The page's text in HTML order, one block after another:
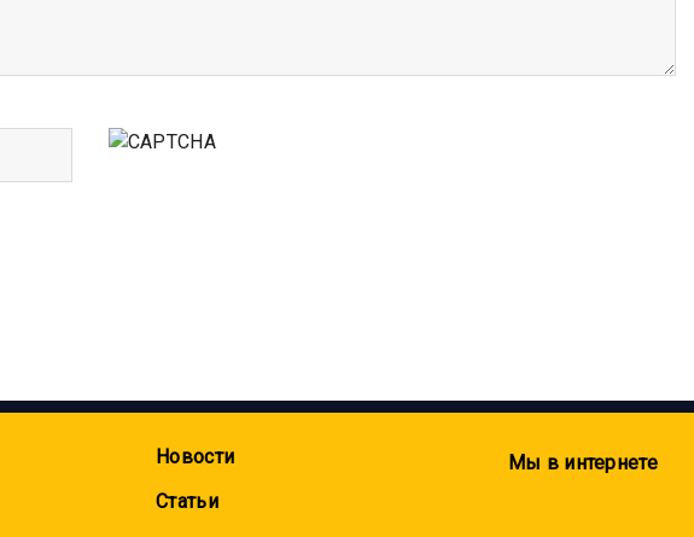
Мы в интернете
Новости
Статьи